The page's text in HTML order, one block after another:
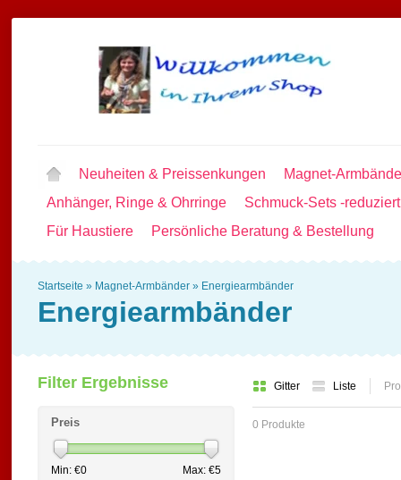
Neuheiten & Preissenkungen
Magnet-
Anhänger, Ringe & Ohrringe
Schmuck-Sets -
Für Haustiere
Persönliche Beratung & Bestellung
Startseite » Magnet-Armbänder » Energiearmbänder
Energiearmbänder
Gitter Liste
0 Produkte
Filter Ergebnisse
Preis
Min: €0 Max: €5